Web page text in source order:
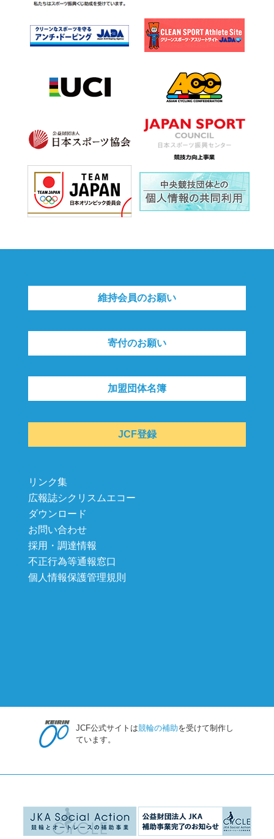
維持会員のお願い
寄付のお願い
加盟団体名簿
JCF登録
リンク集
広報誌シクリスムエコー
ダウンロード
お問い合わせ
採用・調達情報
不正行為等通報窓口
個人情報保護管理規則
JCF公式サイトは競輪の補助を受けて制作し
ています。